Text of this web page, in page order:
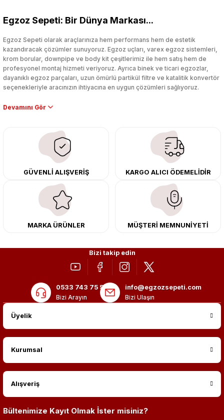
Egzoz Sepeti: Bir Dünya Markası...
Egzoz Sepeti olarak araçlarınıza hem performans hem de estetik
kazandıracak çözümler sunuyoruz. Egzoz uçları, varex egzoz sistemleri,
krom borular, downpipe ve body kit çeşitlerimiz ile hem satış hem de
profesyonel montaj hizmeti veriyoruz. Ayrıca binek ve ticari egzozlar,
dayanıklı egzoz parçaları, uzun ömürlü partikül filtre ve katalitik konvertör
seçenekleriyle aracınızın ihtiyacına en uygun çözümleri sağlıyoruz.
Performans artışı isteyen sürücüler için özel performans egzozları ve
çıkma orijinal ürünler ile yenileyebilir, body kit uygulamalarıyla aracınızın
tasarımını ve aerodinamisini üst seviyeye taşıyabilirsiniz.
Tüm ürünlerimiz orijinal, dayanıklı ve uzun ömürlüdür. İstanbul’daki montaj
merkezimizde profesyonel montaj yapıyor, Türkiye’nin her yerine güvenli
kargo ile teslimat gerçekleştiriyoruz. Aracınıza değer katmak için doğru
adres: Egzoz Sepeti.
GÜVENLİ ALIŞVERİŞ KARGO ALICI ÖDEMELİDİR
MARKA ÜRÜNLER MÜŞTERİ MEMNUNİYETİ
Bizi takip edin
0533 743 75 56
Bizi Arayın
info@egzozsepeti.com
Bizi Ulaşın
Üyelik
Kurumsal
Alışveriş
Bültenimize Kayıt Olmak İster misiniz?